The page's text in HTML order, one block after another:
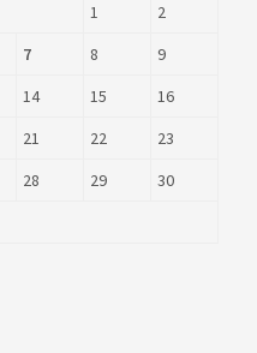
1
2
7 8
9
14 15
16
21 22
23
28 29
30